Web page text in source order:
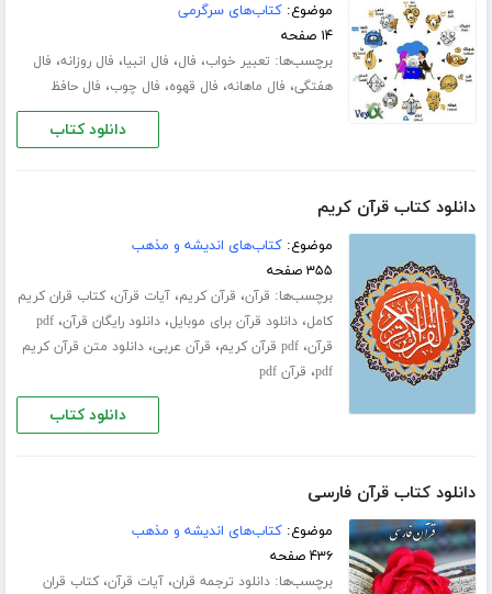
موضوع:کتاب‌های سرگرمی
۱۴ صفحه
برچسب‌ها: تعبیر خواب، فال، فال انبیا، فال روزانه، فال
هفتگی، فال ماهانه، فال قهوه، فال چوب، فال حافظ
دانلود کتاب
دانلود کتاب قرآن کریم
موضوع:کتاب‌های اندیشه و مذهب
۳۵۵ صفحه
برچسب‌ها: قرآن، قرآن کریم،آیات قرآن،کتاب قران کریم
کامل،دانلود قرآن برای موبایل،دانلود رایگان قرآن،pdf
قرآن،pdf قرآن کریم ، قرآن عربی،دانلود متن قرآن کریم
pdf، قرآن pdf
دانلود کتاب
دانلود کتاب قرآن فارسی
موضوع:کتاب‌های اندیشه و مذهب
۴۳۶ صفحه
برچسب‌ها:دانلود ترجمه قران،آیات قرآن،کتاب قران